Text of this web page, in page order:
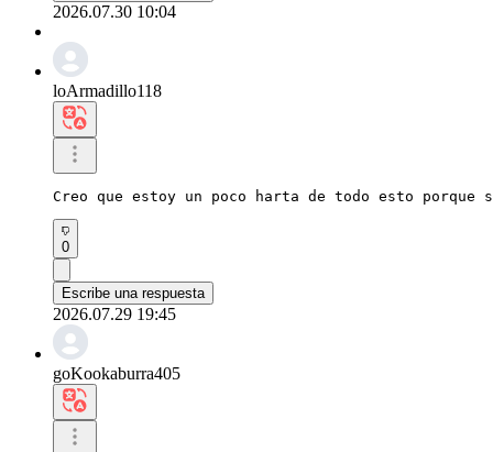
2026.07.30 10:04
loArmadillo118
Creo que estoy un poco harta de todo esto
0
Escribe una respuesta
2026.07.29 19:45
goKookaburra405